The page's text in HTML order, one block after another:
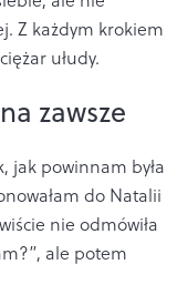
Z każdym krokiem
ułudy.
zawsze
jak powinnam była
do Natalii
nie odmówiła
ale potem